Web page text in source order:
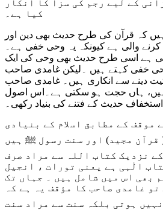
کے لیے رجم کی سزا کا انکار
کیا ہے۔
کہ قرآن کی طرح حدیث بھی دین اور
کرنے والی ہے کیونکہ یہ وحی خفی ہے۔
ہے اسی طرح حدیث بھی وحی کی ایک
خفی کہتے ہیں ۔لیکن غامدی صاحب
دینے سے انکاری ہیں۔ غامدی صاحب
ہاں حجت ہو سکتی ہے۔اس اصول
حدیث کے فتنے کی بنیاد رکھی۔
موقف کے مطابق اسلام کے بنیادی
قرآن مجید) اور سنت رسول ﷺ ہیں
نزدیک کتاب اللہ سے مراد صرف
الٰہی ہے یعنی تورات ، انجیل
بھی اس میں شامل ہیں ۔ جہاں تک
غامدی صاحب کا مؤقف یہ ہے کہ
ہوتی بلکہ سنت سے مراد سنت